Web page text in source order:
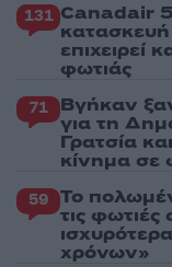
131 Canadair
επιχειρεί
φωτιάς
71 Βγήκαν
για τη
Γρατσία
κίνημα σε
59 Το
τις
χρόνων»